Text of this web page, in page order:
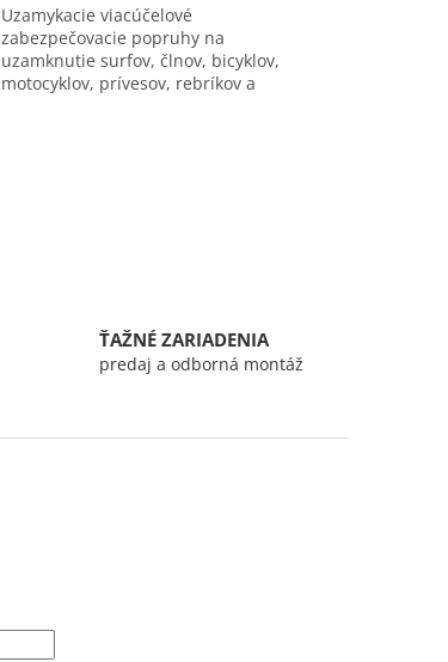
Uzamykacie viacúčelové
zabezpečovacie popruhy na
uzamknutie surfov, člnov, bicyklov,
motocyklov, prívesov, rebríkov a
ŤAŽNÉ ZARIADENIA
predaj a odborná montáž